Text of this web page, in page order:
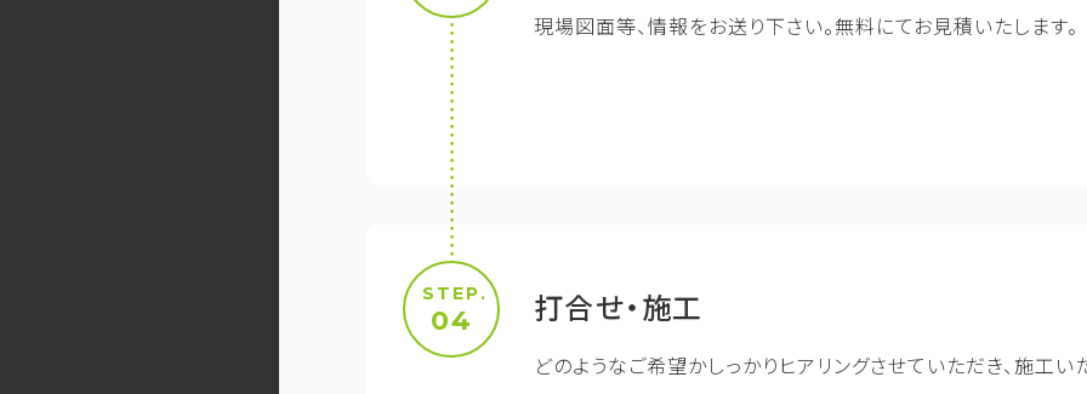
現場図面等、情報をお送り下さい。無料にてお見積いたします。
STEP.
04 打合せ・施工
どのようなご希望かしっかりヒアリングさせていただき、施工い